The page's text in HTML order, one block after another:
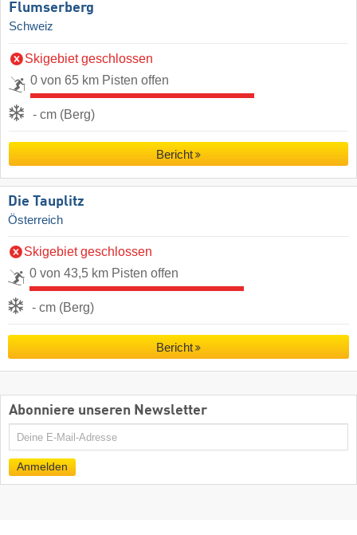
Flumserberg
Schweiz
Skigebiet geschlossen
0 von 65 km Pisten offen
- cm (Berg)
Bericht
Die Tauplitz
Österreich
Skigebiet geschlossen
0 von 43,5 km Pisten offen
- cm (Berg)
Bericht
Abonniere unseren Newsletter
E-
Anmelden